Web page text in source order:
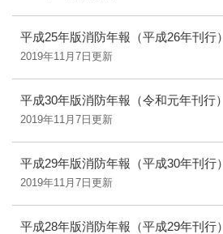
平成25年版消防年報（平成26年刊行）
2019年11月7日更新
平成30年版消防年報（令和元年刊行）
2019年11月7日更新
平成29年版消防年報（平成30年刊行）
2019年11月7日更新
平成28年版消防年報（平成29年刊行）